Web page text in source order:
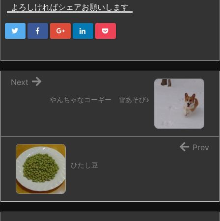
よろしければシェアお願いします
やんちゃなコーギー 雪あそび♪
Next
ひたし豆
Prev